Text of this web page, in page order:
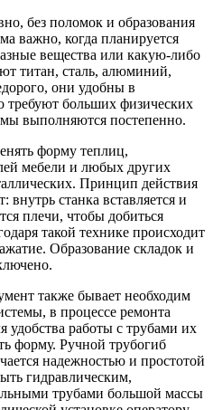
без поломок и образования
важно, когда планируется
вещества или какую-либо
титан, сталь, алюминий,
они удобны в
требуют больших физических
выполняются постепенно.
форму теплиц,
мебели и любых других
Принцип действия
станка вставляется и
плечи, чтобы добиться
такой технике происходит
Образование складок и
также бывает необходим
в процессе ремонта
удобства работы с трубами их
форму. Ручной трубогиб
надежностью и простотой
гидравлическим,
трубами большой массы